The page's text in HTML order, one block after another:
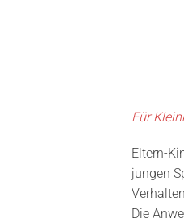
Für
Eltern-
jungen
Die